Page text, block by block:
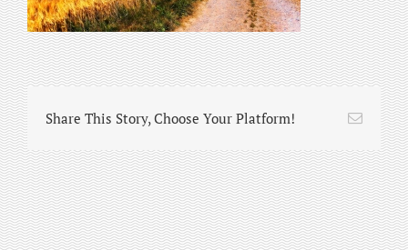
Share This Story, Choose Your Platform! Email